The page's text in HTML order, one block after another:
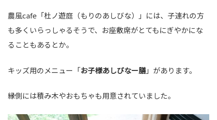
農風cafe「杜ノ遊庭（もりのあしびな）」には、子連れの方
も多くいらっしゃるそうで、お座敷席がとてもにぎやかにな
ることもあるとか。
キッズ用のメニュー「お子様あしびなー膳」があります。
縁側には積み木やおもちゃも用意されていました。